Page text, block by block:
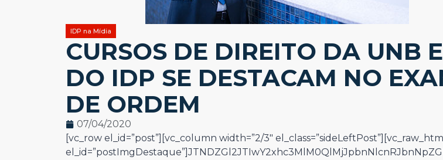
IDP na Mídia
CURSOS DE DIREITO DA UNB E
DO IDP SE DESTACAM NO
DE ORDEM
07/04/2020
[vc_row el_id=”post”][vc_column width=”2/3″ el_class=”sideLeftPost”][vc_raw_html